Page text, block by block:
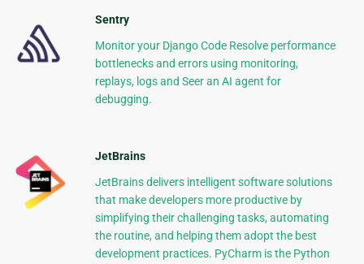
Sentry
Monitor your Django Code Resolve performance
bottlenecks and errors using monitoring,
replays, logs and Seer an AI agent for
debugging.
JetBrains
JetBrains delivers intelligent software solutions
that make developers more productive by
simplifying their challenging tasks, automating
the routine, and helping them adopt the best
development practices. PyCharm is the Python